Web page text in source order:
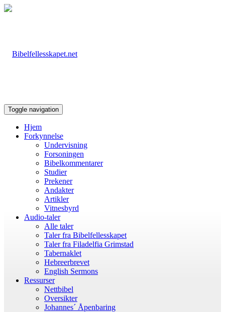
Toggle navigation
Hjem
Forkynnelse
Undervisning
Forsoningen
Bibelkommentarer
Studier
Prekener
Andakter
Artikler
Vitnesbyrd
Audio-taler
Alle taler
Taler fra Bibelfellesskapet
Taler fra Filadelfia Grimstad
Tabernaklet
Hebreerbrevet
English Sermons
Ressurser
Nettbibel
Oversikter
Johannes´ Åpenbaring